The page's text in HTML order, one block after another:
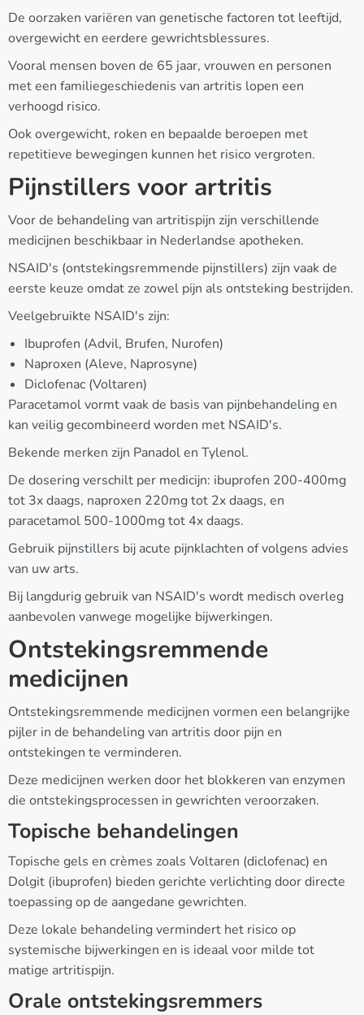
De oorzaken variëren van genetische factoren tot leeftijd,
overgewicht en eerdere gewrichtsblessures.
Vooral mensen boven de 65 jaar, vrouwen en personen
met een familiegeschiedenis van artritis lopen een
verhoogd risico.
Ook overgewicht, roken en bepaalde beroepen met
repetitieve bewegingen kunnen het risico vergroten.
Pijnstillers voor artritis
Voor de behandeling van artritispijn zijn verschillende
medicijnen beschikbaar in Nederlandse apotheken.
NSAID's (ontstekingsremmende pijnstillers) zijn vaak de
eerste keuze omdat ze zowel pijn als ontsteking bestrijden.
Veelgebruikte NSAID's zijn:
Ibuprofen (Advil, Brufen, Nurofen)
Naproxen (Aleve, Naprosyne)
Diclofenac (Voltaren)
Paracetamol vormt vaak de basis van pijnbehandeling en
kan veilig gecombineerd worden met NSAID's.
Bekende merken zijn Panadol en Tylenol.
De dosering verschilt per medicijn: ibuprofen 200-400mg
tot 3x daags, naproxen 220mg tot 2x daags, en
paracetamol 500-1000mg tot 4x daags.
Gebruik pijnstillers bij acute pijnklachten of volgens advies
van uw arts.
Bij langdurig gebruik van NSAID's wordt medisch overleg
aanbevolen vanwege mogelijke bijwerkingen.
Ontstekingsremmende
medicijnen
Ontstekingsremmende medicijnen vormen een belangrijke
pijler in de behandeling van artritis door pijn en
ontstekingen te verminderen.
Deze medicijnen werken door het blokkeren van enzymen
die ontstekingsprocessen in gewrichten veroorzaken.
Topische behandelingen
Topische gels en crèmes zoals Voltaren (diclofenac) en
Dolgit (ibuprofen) bieden gerichte verlichting door directe
toepassing op de aangedane gewrichten.
Deze lokale behandeling vermindert het risico op
systemische bijwerkingen en is ideaal voor milde tot
matige artritispijn.
Orale ontstekingsremmers